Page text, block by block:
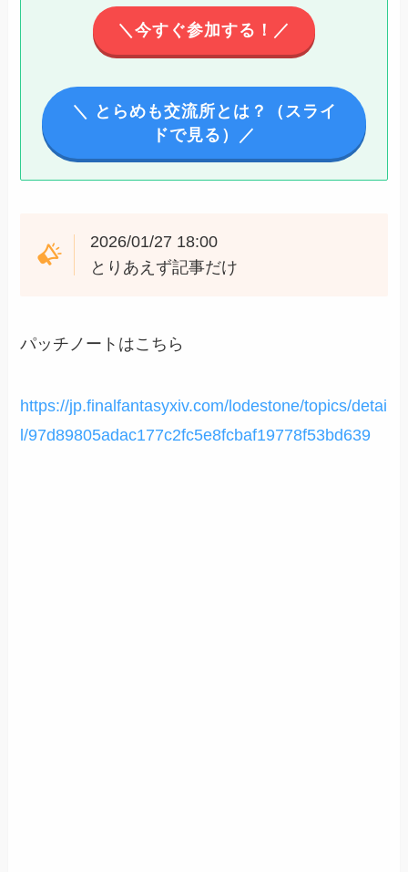
＼今すぐ参加する！／
＼ とらめも交流所とは？（スライ
ドで見る）／
2026/01/27 18:00
とりあえず記事だけ
パッチノートはこちら
https://jp.finalfantasyxiv.com/lodestone/topics/detai
l/97d89805adac177c2fc5e8fcbaf19778f53bd639